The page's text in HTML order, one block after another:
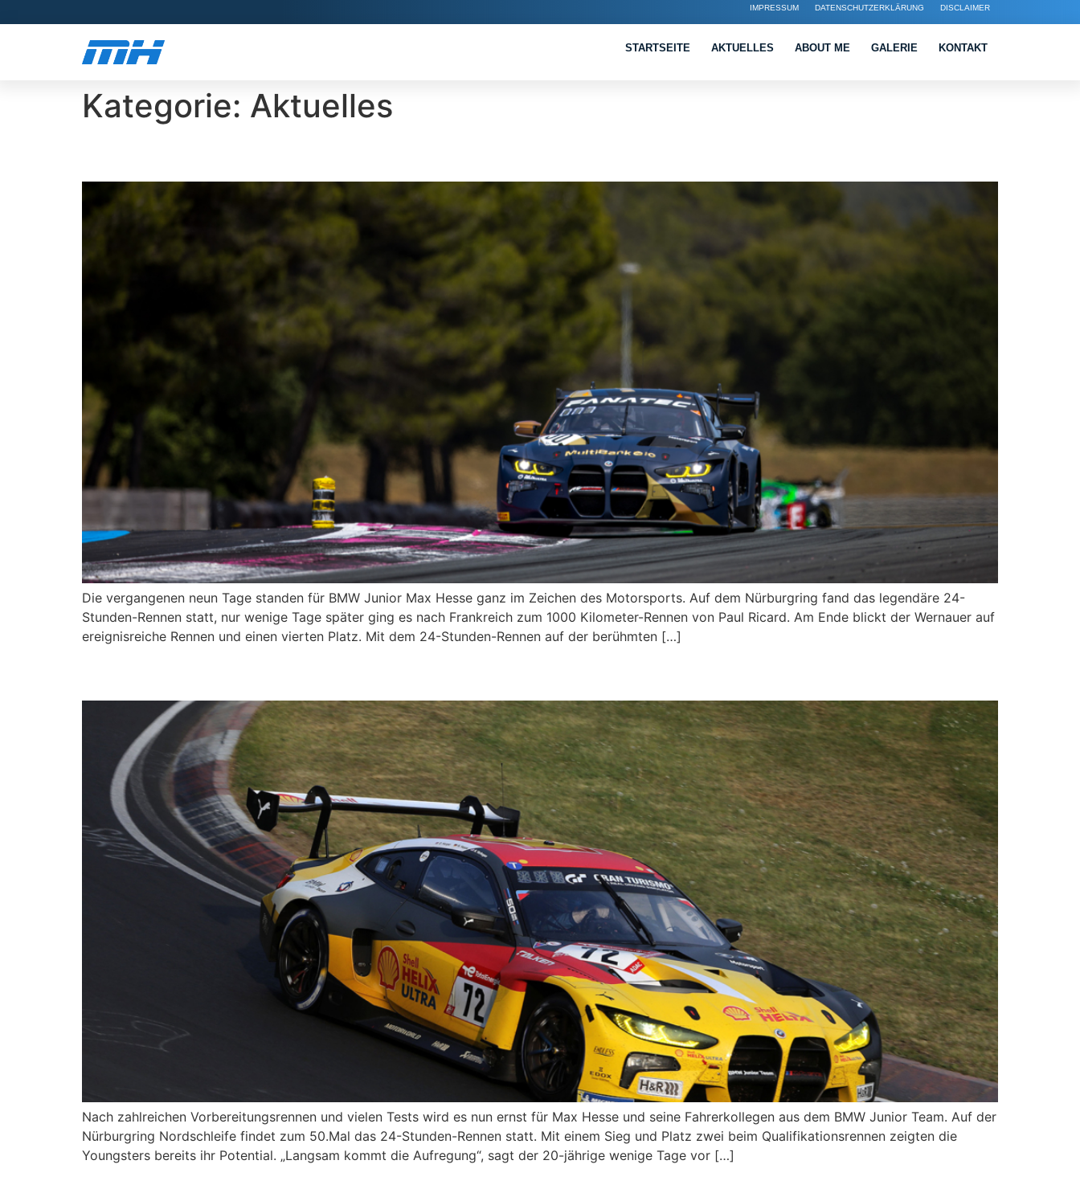
IMPRESSUM DATENSCHUTZERKLÄRUNG DISCLAIMER
STARTSEITE AKTUELLES ABOUT ME GALERIE KONTAKT
Kategorie: Aktuelles
Die vergangenen neun Tage standen für BMW Junior Max Hesse ganz im Zeichen des Motorsports. Auf dem Nürburgring fand das legendäre 24-
Stunden-Rennen statt, nur wenige Tage später ging es nach Frankreich zum 1000 Kilometer-Rennen von Paul Ricard. Am Ende blickt der Wernauer auf
ereignisreiche Rennen und einen vierten Platz. Mit dem 24-Stunden-Rennen auf der berühmten […]
Nach zahlreichen Vorbereitungsrennen und vielen Tests wird es nun ernst für Max Hesse und seine Fahrerkollegen aus dem BMW Junior Team. Auf der
Nürburgring Nordschleife findet zum 50.Mal das 24-Stunden-Rennen statt. Mit einem Sieg und Platz zwei beim Qualifikationsrennen zeigten die
Youngsters bereits ihr Potential. „Langsam kommt die Aufregung“, sagt der 20-jährige wenige Tage vor […]